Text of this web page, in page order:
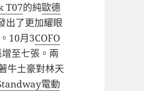
T07的純歐德
出了更加耀眼
10月3COFO
至七張。兩
牛土豪對林天
電動